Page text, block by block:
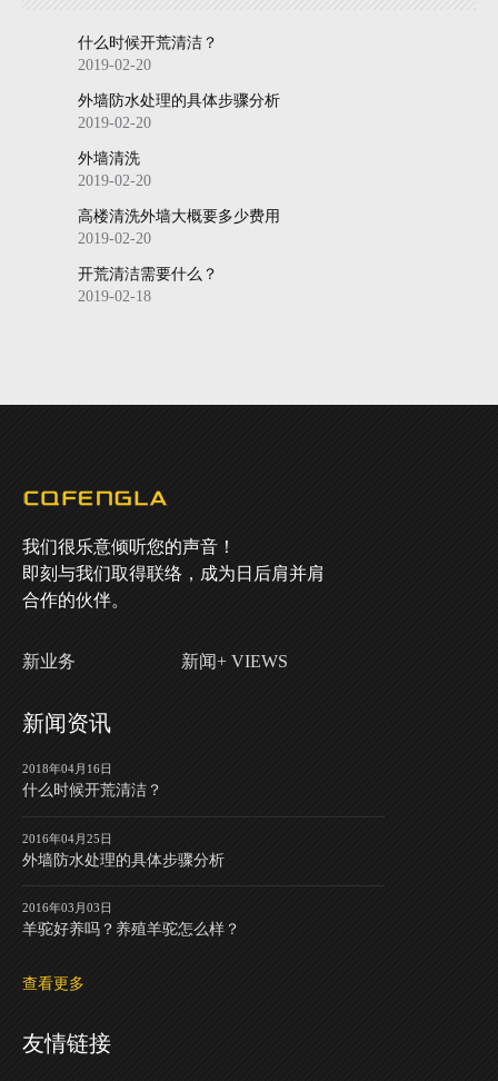
什么时候开荒清洁？
2019-02-20
外墙防水处理的具体步骤分析
2019-02-20
外墙清洗
2019-02-20
高楼清洗外墙大概要多少费用
2019-02-20
开荒清洁需要什么？
2019-02-18
我们很乐意倾听您的声音！
即刻与我们取得联络，成为日后肩并肩
合作的伙伴。
新业务 新闻+ VIEWS
新闻资讯
2018年04月16日
什么时候开荒清洁？
2016年04月25日
外墙防水处理的具体步骤分析
2016年03月03日
羊驼好养吗？养殖羊驼怎么样？
查看更多
友情链接